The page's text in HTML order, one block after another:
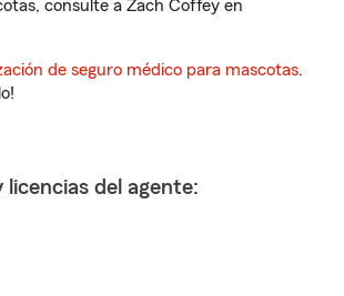
consulte a Zach Coffey en
de seguro médico para mascotas.
licencias del agente: